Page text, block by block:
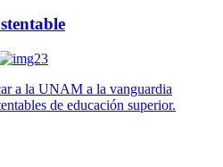
a la UNAM a la vanguardia
de educación superior.